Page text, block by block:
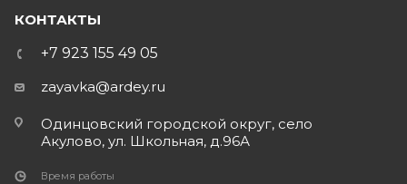
КОНТАКТЫ
+7 923 155 49 05
zayavka@ardey.ru
Одинцовский городской округ, село
Акулово, ул. Школьная, д.96А
Время работы